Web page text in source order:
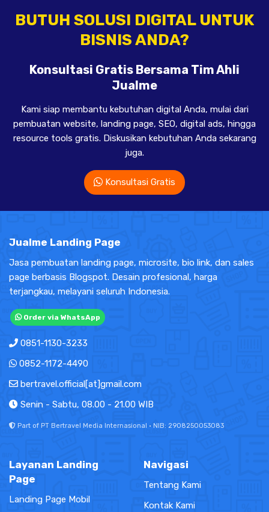
BUTUH SOLUSI DIGITAL UNTUK
BISNIS ANDA?
Konsultasi Gratis Bersama Tim Ahli
Jualme
Kami siap membantu kebutuhan digital Anda, mulai dari
pembuatan website, landing page, SEO, digital ads, hingga
resource tools gratis. Diskusikan kebutuhan Anda sekarang
juga.
Konsultasi Gratis
Jualme Landing Page
Jasa pembuatan landing page, microsite, bio link, dan sales
page berbasis Blogspot. Desain profesional, harga
terjangkau, melayani seluruh Indonesia.
Order via WhatsApp
0851-1130-3233
0852-1172-4490
bertravel.official[at]gmail.com
Senin - Sabtu, 08.00 - 21.00 WIB
Part of PT Bertravel Media Internasional · NIB: 2908250053083
Layanan Landing
Page
Landing Page Mobil
Navigasi
Tentang Kami
Kontak Kami